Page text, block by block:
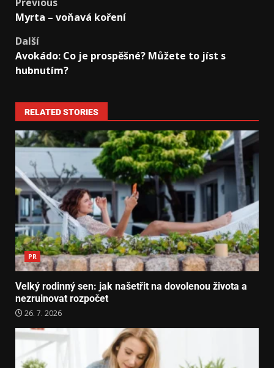
Myrta – voňavá koření
Další
Avokádo: Co je prospěšné? Můžete to jíst s
hubnutím?
RELATED STORIES
PR
Velký rodinný sen: jak našetřit na dovolenou života a
nezruinovat rozpočet
26. 7. 2026